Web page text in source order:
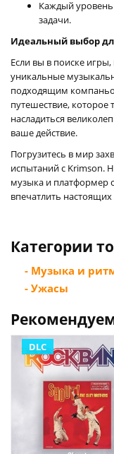
Каждый
задачи.
Идеальный выбор
Если вы в поиске
уникальные
подходящим
путешествие, которое
насладиться
ваше действие.
Погрузитесь в мир
испытаний с Krimson.
музыка и платформер
впечатлить
Категории
- Музыка и
- Ужасы
DLC